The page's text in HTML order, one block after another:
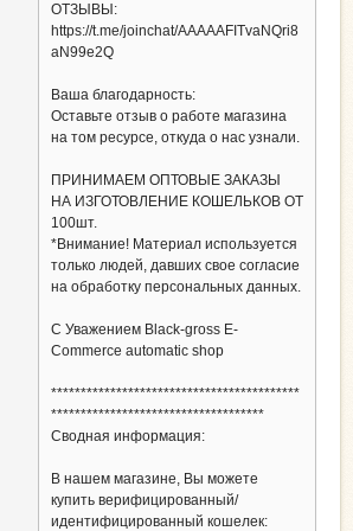
ОТЗЫВЫ:
https://t.me/joinchat/AAAAAFITvaNQri8
aN99e2Q
Ваша благодарность:
Оставьте отзыв о работе магазина
на том ресурсе, откуда о нас узнали.
ПРИНИМАЕМ ОПТОВЫЕ ЗАКАЗЫ
НА ИЗГОТОВЛЕНИЕ КОШЕЛЬКОВ ОТ
100шт.
*Внимание! Материал используется
только людей, давших свое согласие
на обработку персональных данных.
С Уважением Black-gross E-
Commerce automatic shop
******************************************
************************************
Сводная информация:
В нашем магазине, Вы можете
купить верифицированный/
идентифицированный кошелек: